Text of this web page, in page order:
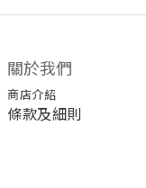
關於我們
商店介紹
條款及細則